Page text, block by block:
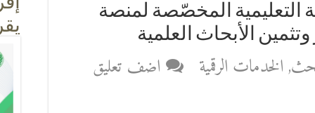
التعليمية المخصّصة لمنصة
,الخدمات الرقمية
اضف تعليق